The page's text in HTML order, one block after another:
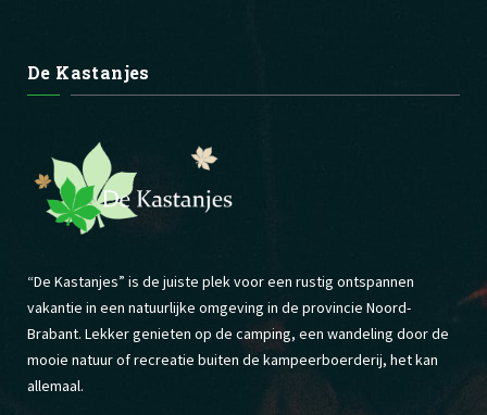
De Kastanjes
“De Kastanjes” is de juiste plek voor een rustig ontspannen
vakantie in een natuurlijke omgeving in de provincie Noord-
Brabant. Lekker genieten op de camping, een wandeling door de
mooie natuur of recreatie buiten de kampeerboerderij, het kan
allemaal.